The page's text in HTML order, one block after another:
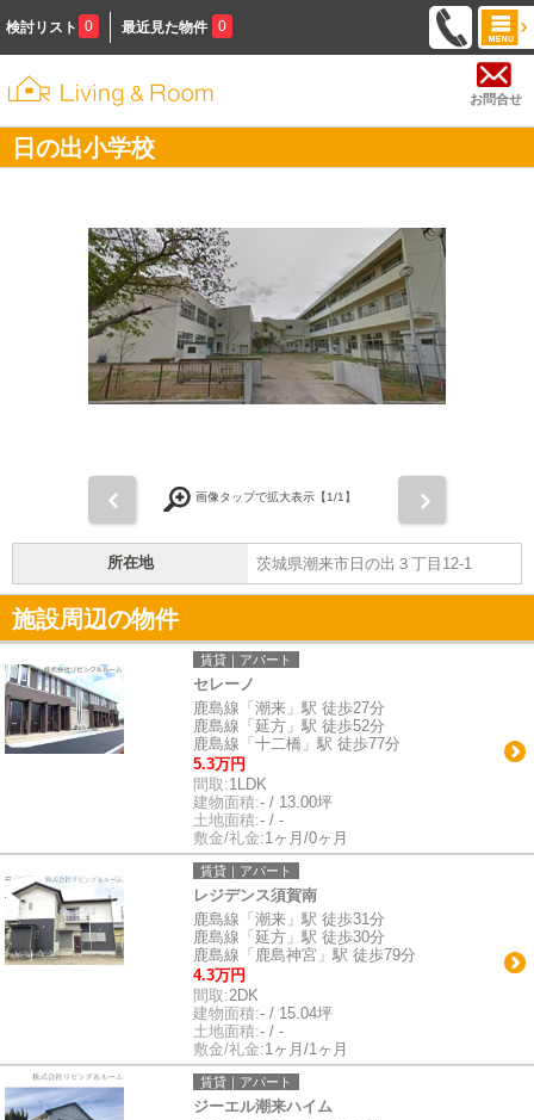
検討リスト 0 最近見た物件 0
お問合せ
日の出小学校
画像タップで拡大表示【1/1】
所在地 茨城県潮来市日の出３丁目12-1
施設周辺の物件
賃貸｜アパート
セレーノ
鹿島線「潮来」駅 徒歩27分
鹿島線「延方」駅 徒歩52分
鹿島線「十二橋」駅 徒歩77分
5.3万円
間取:1LDK
建物面積:- / 13.00坪
土地面積:- / -
敷金/礼金:1ヶ月/0ヶ月
賃貸｜アパート
レジデンス須賀南
鹿島線「潮来」駅 徒歩31分
鹿島線「延方」駅 徒歩30分
鹿島線「鹿島神宮」駅 徒歩79分
4.3万円
間取:2DK
建物面積:- / 15.04坪
土地面積:- / -
敷金/礼金:1ヶ月/1ヶ月
賃貸｜アパート
ジーエル潮来ハイム